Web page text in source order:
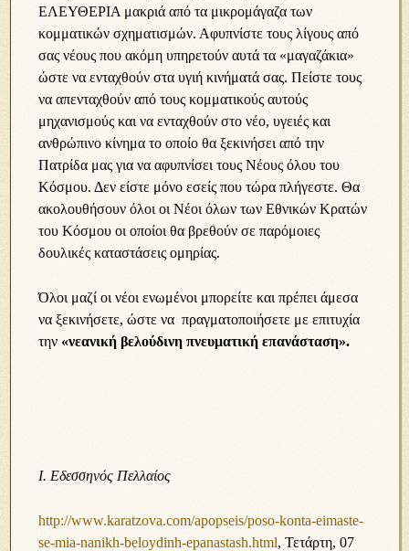
ΕΛΕΥΘΕΡΙΑ μακριά από τα μικρομάγαζα των
κομματικών σχηματισμών. Αφυπνίστε τους λίγους από
σας νέους που ακόμη υπηρετούν αυτά τα «μαγαζάκια»
ώστε να ενταχθούν στα υγιή κινήματά σας. Πείστε τους
να απενταχθούν από τους κομματικούς αυτούς
μηχανισμούς και να ενταχθούν στο νέο, υγειές και
ανθρώπινο κίνημα το οποίο θα ξεκινήσει από την
Πατρίδα μας για να αφυπνίσει τους Νέους όλου του
Κόσμου. Δεν είστε μόνο εσείς που τώρα πλήγεστε. Θα
ακολουθήσουν όλοι οι Νέοι όλων των Εθνικών Κρατών
του Κόσμου οι οποίοι θα βρεθούν σε παρόμοιες
δουλικές καταστάσεις ομηρίας.
Όλοι μαζί οι νέοι ενωμένοι μπορείτε και πρέπει άμεσα
να ξεκινήσετε, ώστε να πραγματοποιήσετε με επιτυχία
την «νεανική βελούδινη πνευματική επανάσταση».
Ι. Εδεσσηνός Πελλαίος
http://www.karatzova.com/apopseis/poso-konta-eimaste-
se-mia-nanikh-beloydinh-epanastash.html, Τετάρτη, 07